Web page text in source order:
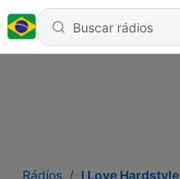
Rádios I Love Hardstyle